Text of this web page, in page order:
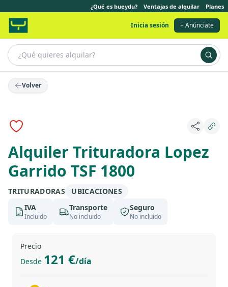
¿Qué es bueydu? Ventajas de alquilar Planes
Inicia sesión + Anúnciate
Volver
Alquiler Trituradora Lopez
Garrido TSF 1800
TRITURADORAS
UBICACIONES
IVA
Incluido
Transporte
No incluido
Seguro
No incluido
Precio
Desde 121 €/día